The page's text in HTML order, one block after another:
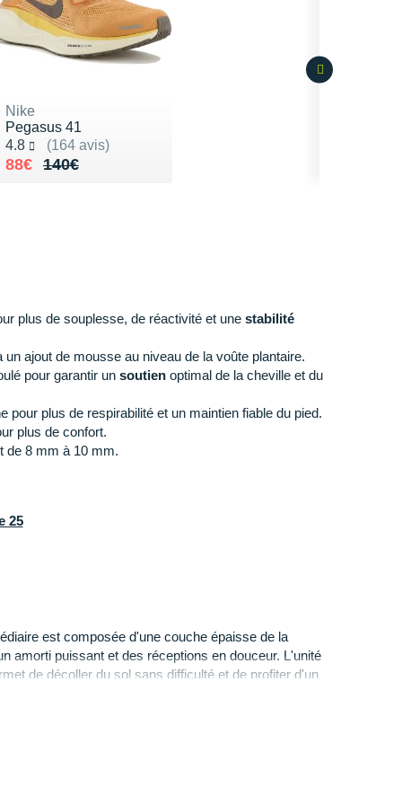
plus de souplesse, de réactivité et unestabilité
ajout de mousse au niveau de la voûte plantaire.
pour garantir un soutienoptimal de la cheville et du
pour plus de respirabilité et un maintien fiable du pied.
plus de confort.
de 8 mm à 10 mm.
25
est composée d'une couche épaisse de la
amorti puissant et des réceptions en douceur. L'unité
de décoller du sol sans difficulté et de profiter d'un
une surpronation trop importante. La forme de
Nike
Pegasus 41
4.8
(164 avis)
Noté 4.8 sur 5
140€
Au lieu de 140€
88€
Vendu 88€